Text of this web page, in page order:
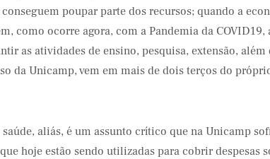
poupar parte dos recursos; quando a
como ocorre agora, com a Pandemia da COVID19,
as atividades de ensino, pesquisa, extensão,
da Unicamp, vem em mais de dois terços do
aliás, é um assunto crítico que na Unicamp
hoje estão sendo utilizadas para cobrir despesas